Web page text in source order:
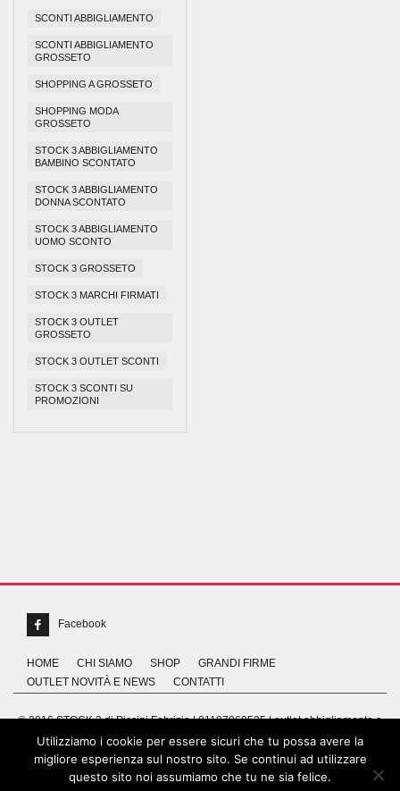
SCONTI ABBIGLIAMENTO
SCONTI ABBIGLIAMENTO
GROSSETO
SHOPPING A GROSSETO
SHOPPING MODA
GROSSETO
STOCK 3 ABBIGLIAMENTO
BAMBINO SCONTATO
STOCK 3 ABBIGLIAMENTO
DONNA SCONTATO
STOCK 3 ABBIGLIAMENTO
UOMO SCONTO
STOCK 3 GROSSETO
STOCK 3 MARCHI FIRMATI
STOCK 3 OUTLET
GROSSETO
STOCK 3 OUTLET SCONTI
STOCK 3 SCONTI SU
PROMOZIONI
Facebook
HOME CHI SIAMO SHOP
GRANDI FIRME
OUTLET NOVITÀ E NEWS
CONTATTI
© 2016 STOCK 3 di Piccini Fabrizio | 01197960535 | outlet abbigliamento e
grandi firme | Via Abruzzo, 24 GROSSETO
Realizzato da
Utilizziamo i cookie per essere sicuri che tu possa avere la
migliore esperienza sul nostro sito. Se continui ad utilizzare
questo sito noi assumiamo che tu ne sia felice.